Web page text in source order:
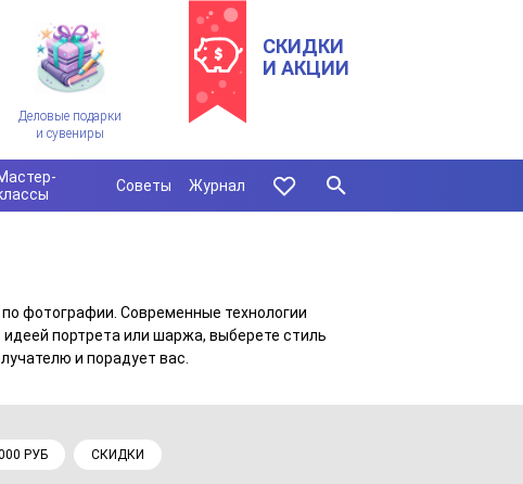
Деловые подарки
и сувениры
СКИДКИ
И АКЦИИ
Советы Журнал
фотографии. Современные технологии
портрета или шаржа, выберете стиль
и порадует вас.
РУБ СКИДКИ